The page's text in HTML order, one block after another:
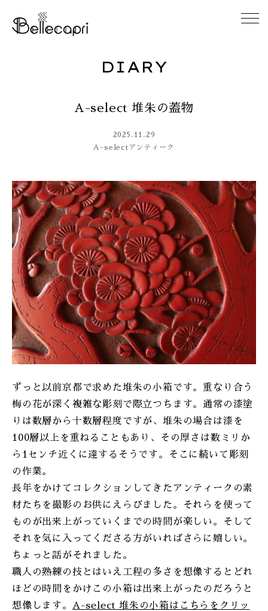
ABOUT
ACCESS
GALLERY
DIARY
CONTACT
ONLINE SHOP
DIARY
A-select 堆朱の蓋物
2025.11.29
A-select アンティーク
ずっと以前京都で求めた堆朱の小箱です。重なり合う
梅の花が深く複雑な彫刻で際立つちます。通常の漆塗
りは数層から十数層程度ですが、堆朱の場合は漆を
100層以上を重ねることもあり、その厚さは数ミリか
ら1センチ近くに達するそうです。そこに続いて彫刻
の作業。
長年をかけてコレクションしてきたアンティークの素
材たちを撮影のお供にえらびました。それらを使って
ものが出来上がっていくまでの時間が楽しい。そして
それを気に入ってくださる方がいればさらに嬉しい。
ちょっと話がそれました。
職人の熟練の技とはいえ工程の多さを想像するとどれ
ほどの時間をかけこの小箱は出来上がったのだろうと
想像します。
A-select 堆朱の小箱はこちらをクリッ